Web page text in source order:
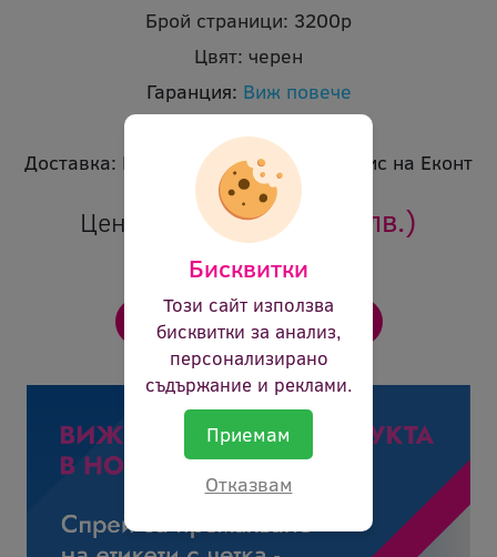
Брой страници: 3200p
Цвят: черен
Гаранция: Виж повече
Доставка: Безплатна доставка до офис на Еконт
Цена: 28.86 €(56.45 лв.)
Бисквитки
Този сайт използва
бисквитки за анализ,
персонализирано
съдържание и реклами.
Приемам
Отказвам